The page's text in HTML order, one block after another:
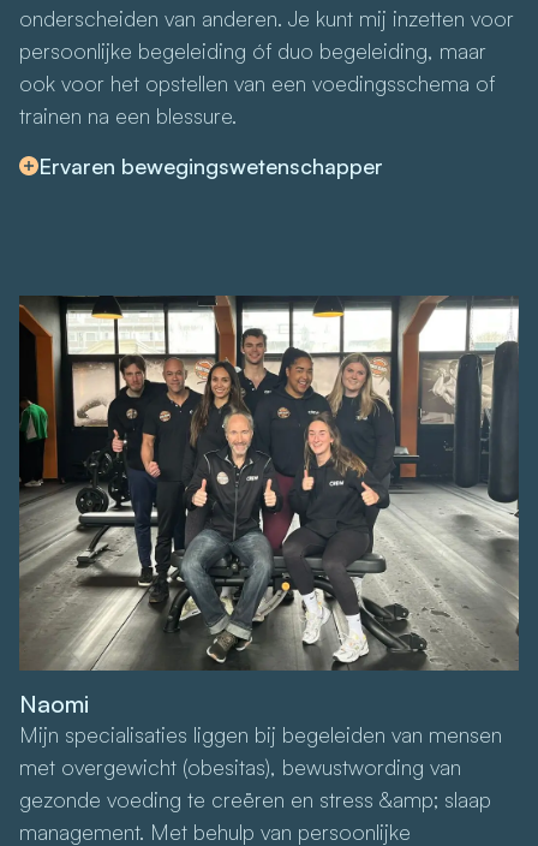
onderscheiden van anderen. Je kunt mij inzetten voor
persoonlijke begeleiding óf duo begeleiding, maar
ook voor het opstellen van een voedingsschema of
trainen na een blessure.
Ervaren bewegingswetenschapper
Naomi
Mijn specialisaties liggen bij begeleiden van mensen
met overgewicht (obesitas), bewustwording van
gezonde voeding te creëren en stress &amp; slaap
management. Met behulp van persoonlijke